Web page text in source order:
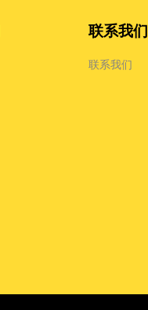
联系我们
联系我们